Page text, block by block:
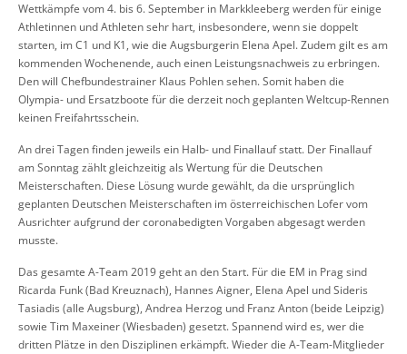
Wettkämpfe vom 4. bis 6. September in Markkleeberg werden für einige
Athletinnen und Athleten sehr hart, insbesondere, wenn sie doppelt
starten, im C1 und K1, wie die Augsburgerin Elena Apel. Zudem gilt es am
kommenden Wochenende, auch einen Leistungsnachweis zu erbringen.
Den will Chefbundestrainer Klaus Pohlen sehen. Somit haben die
Olympia- und Ersatzboote für die derzeit noch geplanten Weltcup-Rennen
keinen Freifahrtsschein.
An drei Tagen finden jeweils ein Halb- und Finallauf statt. Der Finallauf
am Sonntag zählt gleichzeitig als Wertung für die Deutschen
Meisterschaften. Diese Lösung wurde gewählt, da die ursprünglich
geplanten Deutschen Meisterschaften im österreichischen Lofer vom
Ausrichter aufgrund der coronabedigten Vorgaben abgesagt werden
musste.
Das gesamte A-Team 2019 geht an den Start. Für die EM in Prag sind
Ricarda Funk (Bad Kreuznach), Hannes Aigner, Elena Apel und Sideris
Tasiadis (alle Augsburg), Andrea Herzog und Franz Anton (beide Leipzig)
sowie Tim Maxeiner (Wiesbaden) gesetzt. Spannend wird es, wer die
dritten Plätze in den Disziplinen erkämpft. Wieder die A-Team-Mitglieder